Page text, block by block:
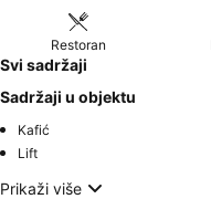
Restoran
Svi sadržaji
Sadržaji u objektu
Kafić
Lift
Prikaži više